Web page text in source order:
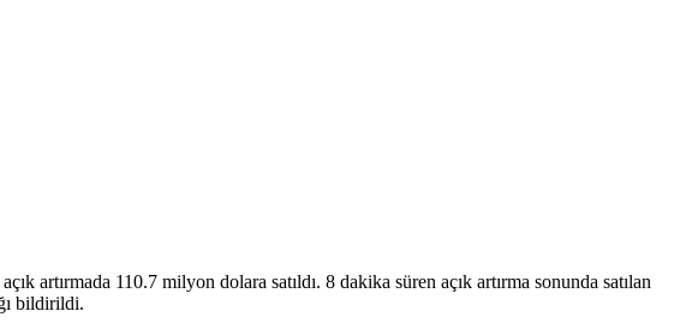
artırmada 110.7 milyon dolara satıldı. 8 dakika süren açık artırma sonunda satılan
bildirildi.